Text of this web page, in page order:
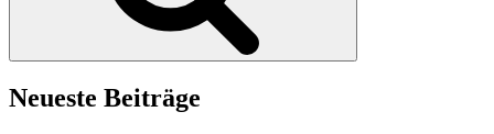
Neueste Beiträge